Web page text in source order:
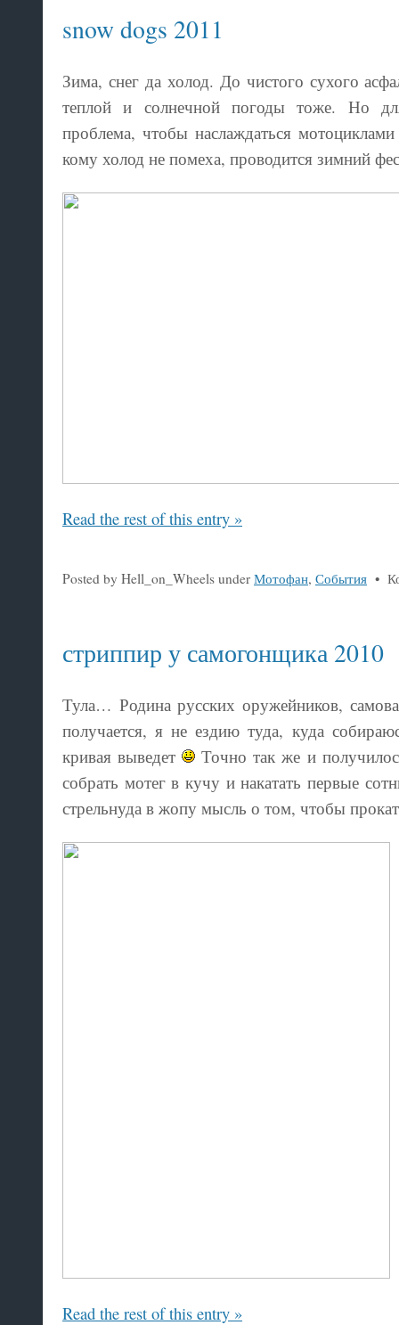
snow dogs 2011
Зима, снег да холод. До чистого сухого
теплой и солнечной погоды тоже. Но
проблема, чтобы наслаждаться
кому холод не помеха, проводится зимний
Read the rest of this entry »
Posted by Hell_on_Wheels under Мотофан, События •
стриппир у самогонщика 2010
Тула… Родина русских оружейников,
получается, я не ездию туда, куда
кривая выведет
Точно так же и
собрать мотег в кучу и накатать первые
стрельнуда в жопу мысль о том, чтобы
Read the rest of this entry »